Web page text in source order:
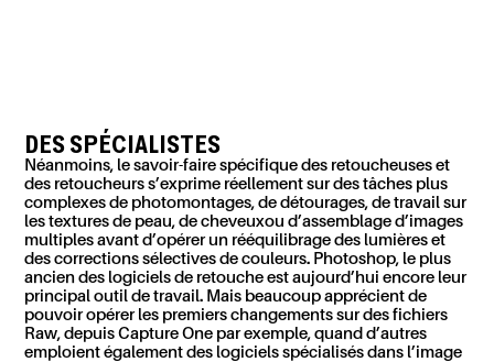
DES SPÉCIALISTES
Néanmoins, le savoir-faire spécifique des retoucheuses et
des retoucheurs s’exprime réellement sur des tâches plus
complexes de photomontages, de détourages,de travail sur
les textures de peau, de cheveuxou d’assemblage d’images
multiplesavant d’opérer un rééquilibrage des lumièreset
des corrections sélectives de couleurs. Photoshop, le plus
ancien des logiciels de retouche est aujourd’hui encore leur
principal outil de travail. Mais beaucoup apprécient de
pouvoir opérer les premiers changements sur des fichiers
Raw, depuis Capture One par exemple, quand d’autres
emploient également des logiciels spécialisés dans l’image